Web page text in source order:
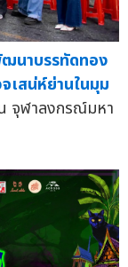
นาบรรทัดทอง
สน่ห์ย่านในมุม
จุฬาลงกรณ์มหา